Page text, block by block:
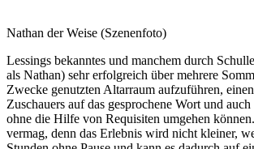
Nathan der Weise (Szenenfoto)
Lessings bekanntes und manchem durch
als Nathan) sehr erfolgreich über mehrere
Zwecke genutzten Altarraum aufzuführen,
Zuschauers auf das gesprochene Wort und
ohne die Hilfe von Requisiten umgehen
vermag, denn das Erlebnis wird nicht kleiner,